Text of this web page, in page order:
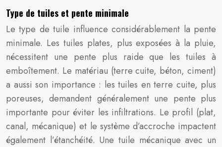
Type de tuiles et pente minimale
Le type de tuile influence considérablement la pente
minimale. Les tuiles plates, plus exposées à la pluie,
nécessitent une pente plus raide que les tuiles à
emboîtement. Le matériau (terre cuite, béton, ciment)
a aussi son importance : les tuiles en terre cuite, plus
poreuses, demandent généralement une pente plus
importante pour éviter les infiltrations. Le profil (plat,
canal, mécanique) et le système d’accroche impactent
également l’étanchéité. Une tuile mécanique avec un